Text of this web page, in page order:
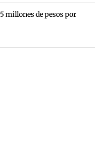
millones de pesos por